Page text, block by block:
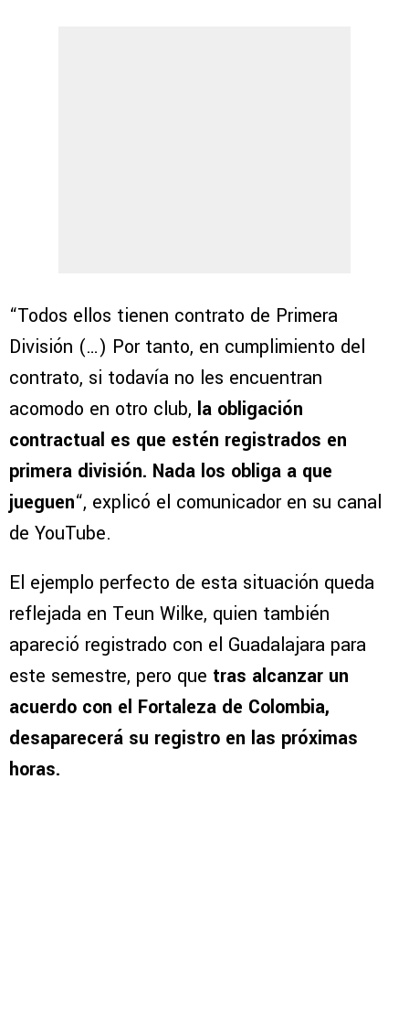
“Todos ellos tienen contrato de Primera
División (…) Por tanto, en cumplimiento del
contrato, si todavía no les encuentran
acomodo en otro club, la obligación
contractual es que estén registrados en
primera división. Nada los obliga a que
jueguen“, explicó el comunicador en su canal
de YouTube.
El ejemplo perfecto de esta situación queda
reflejada en Teun Wilke, quien también
apareció registrado con el Guadalajara para
este semestre, pero que tras alcanzar un
acuerdo con el Fortaleza de Colombia,
desaparecerá su registro en las próximas
horas.